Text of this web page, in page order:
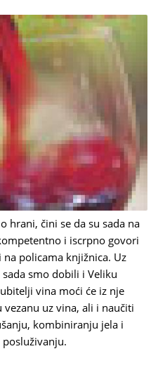
hrani, čini se da su sada na
i iscrpno govori
policama knjižnica. Uz
smo dobili i Veliku
vina moći će iz nje
uz vina, ali i naučiti
kombiniranju jela i